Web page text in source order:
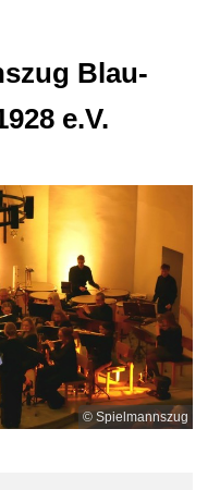
Blau-
e.V.
© Spielmannszug